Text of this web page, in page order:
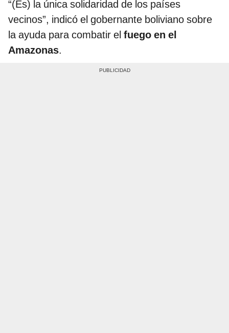
“(Es) la única solidaridad de los países
vecinos”, indicó el gobernante boliviano sobre
la ayuda para combatir el fuego en el
Amazonas.